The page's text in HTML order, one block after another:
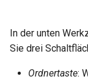
In der unten
Sie drei
Ordnertaste: